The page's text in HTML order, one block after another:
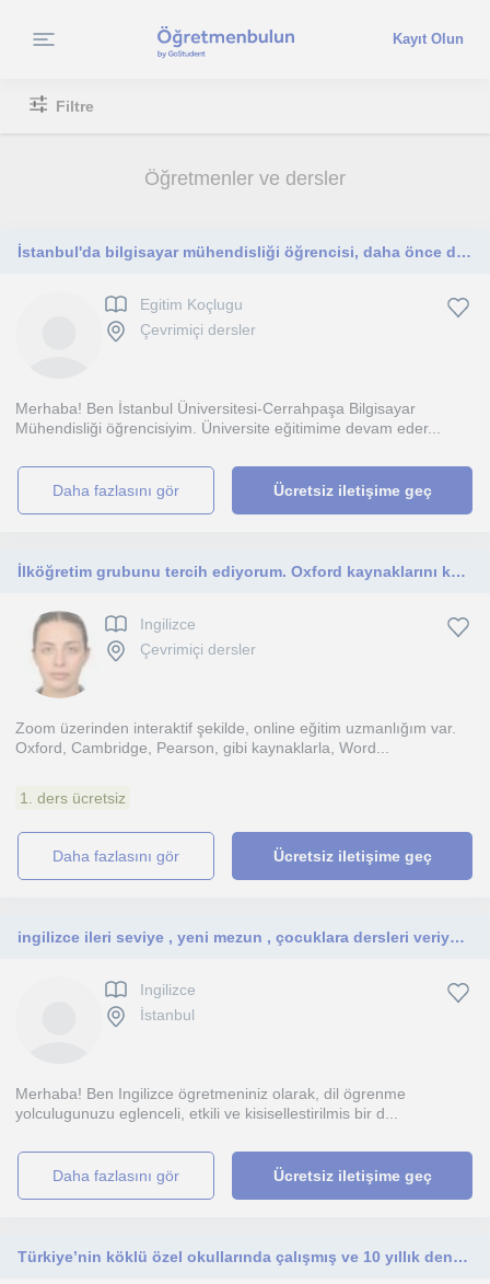
Kayıt Olun
Filtre
Öğretmenler ve dersler
İstanbul'da bilgisayar mühendisliği öğrencisi, daha önce ders verme deneyimine sahip
Egitim Koçlugu
Çevrimiçi dersler
Merhaba! Ben İstanbul Üniversitesi-Cerrahpaşa Bilgisayar
Mühendisliği öğrencisiyim. Üniversite eğitimime devam eder...
daha fazlasını gör Ücretsiz iletişime geç
İlköğretim grubunu tercih ediyorum. Oxford kaynaklarını kullanıyorum. Zoom üzerinden interaktif dersler veriyorum
Ingilizce
Çevrimiçi dersler
Zoom üzerinden interaktif şekilde, online eğitim uzmanlığım var.
Oxford, Cambridge, Pearson, gibi kaynaklarla, Word...
1. ders ücretsiz
daha fazlasını gör Ücretsiz iletişime geç
ingilizce ileri seviye , yeni mezun , çocuklara dersleri veriyorum
Ingilizce
İstanbul
Merhaba! Ben Ingilizce ögretmeniniz olarak, dil ögrenme
yolculugunuzu eglenceli, etkili ve kisisellestirilmis bir d...
daha fazlasını gör Ücretsiz iletişime geç
Türkiye’nin köklü özel okullarında çalışmış ve 10 yıllık deneyime sahip Türkçe/Türk Dili ve Edebiyatı öğretmeniyim